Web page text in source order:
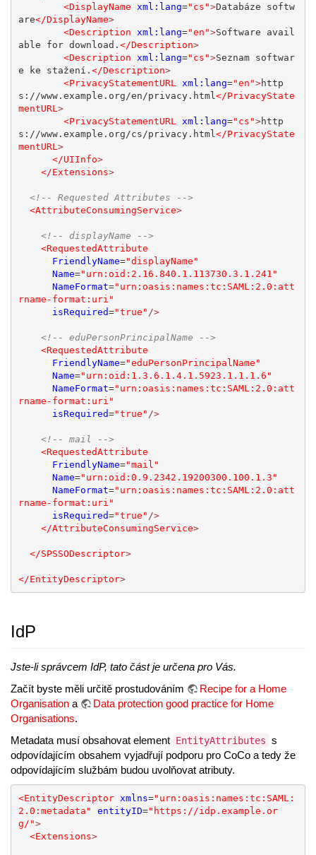
<DisplayName
xml:lang="cs">Databáze softw
are</DisplayName>
<Description
xml:lang="en">Software avail
able for download. </Description>
<Description
xml:lang="cs">Seznam softwar
e ke stažení. </Description>
<PrivacyStatementURL
xml:lang="en">http
s://www.example.org/en/privacy.html </PrivacyState
mentURL >
<PrivacyStatementURL
xml:lang="cs">http
s://www.example.org/cs/privacy.html </PrivacyState
mentURL >
</UIInfo>
</Extensions>
<!-- Requested Attributes -->
<AttributeConsumingService>
<!-- displayName -->
<RequestedAttribute
FriendlyName="displayName"
Name="urn:oid:2.16.840.1.113730.3.1.241"
NameFormat="urn:oasis:names:tc:SAML:2.0:att
rname-format:uri"
isRequired="true" />
<!-- eduPersonPrincipalName -->
<RequestedAttribute
FriendlyName="eduPersonPrincipalName"
Name="urn:oid:1.3.6.1.4.1.5923.1.1.1.6"
NameFormat="urn:oasis:names:tc:SAML:2.0:att
rname-format:uri"
isRequired="true" />
<!-- mail -->
<RequestedAttribute
FriendlyName="mail"
Name="urn:oid:0.9.2342.19200300.100.1.3"
NameFormat="urn:oasis:names:tc:SAML:2.0:att
rname-format:uri"
isRequired="true" />
</AttributeConsumingService>
</SPSSODescriptor>
</EntityDescriptor>
IdP
Jste-li správcem IdP, tato část je určena pro Vás.
Začít byste měli určitě prostudováním
Recipe for a Home
Organisation a
Data protection good practice for Home
Organisations.
Metadata musí obsahovat element EntityAttributes s
odpovídajícím obsahem vyjadřují podporu pro CoCo a tedy že
odpovídajícím službám budou uvolňovat atributy.
<EntityDescriptor xmlns="urn:oasis:names:tc:SAML:
2.0:metadata"
entityID="https://idp.example.or
g/">
<Extensions>